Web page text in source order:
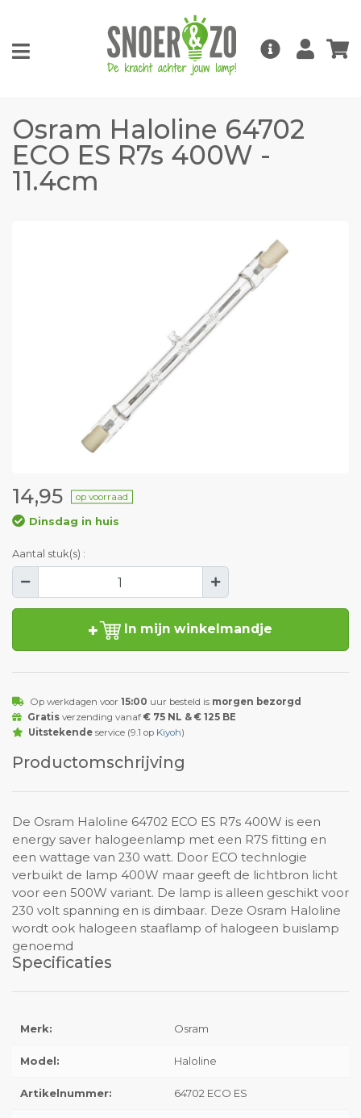
Osram Haloline 64702
ECO ES R7s 400W -
11.4cm
14,95 op voorraad
Dinsdag in huis
Aantal stuk(s) :
In mijn winkelmandje
Op werkdagen voor 15:00 uur besteld is morgen bezorgd
Gratisverzending vanaf € 75 NL & € 125 BE
Uitstekendeservice (9.1 op Kiyoh)
Productomschrijving
De Osram Haloline 64702 ECO ES R7s 400W is een
energy saver halogeenlamp met een R7S fitting en
een wattage van 230 watt. Door ECO technlogie
verbuikt de lamp 400W maar geeft de lichtbron licht
voor een 500W variant. De lamp is alleen geschikt voor
230 volt spanning en is dimbaar. Deze Osram Haloline
wordt ook halogeen staaflamp of halogeen buislamp
genoemd
Specificaties
Merk: Osram
Model: Haloline
Artikelnummer: 64702 ECO ES